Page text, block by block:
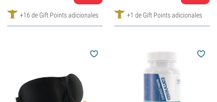
+16 de Gift Points adicionales +1 de Gift Points adicionales